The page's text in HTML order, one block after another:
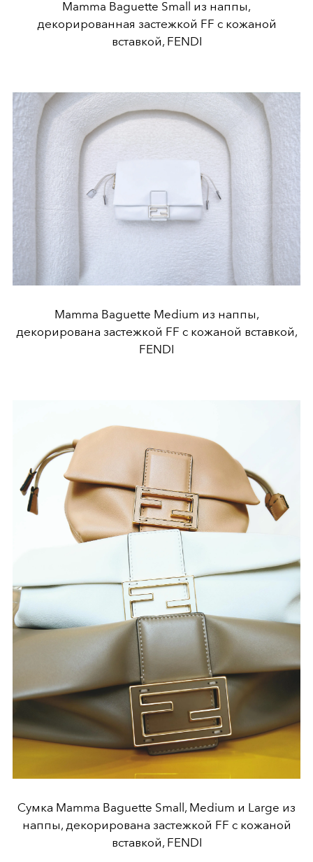
Mamma Baguette Small из наппы,
декорированная застежкой FF с кожаной
вставкой, FENDI
Mamma Baguette Medium из наппы,
декорирована застежкой FF с кожаной вставкой,
FENDI
Сумка Mamma Baguette Small, Medium и Large из
наппы, декорирована застежкой FF с кожаной
вставкой, FENDI